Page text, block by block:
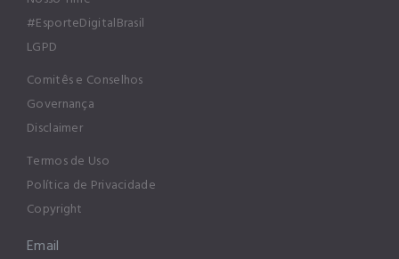
#EsporteDigitalBrasil
LGPD
Comitês e Conselhos
Governança
Disclaimer
Termos de Uso
Política de Privacidade
Copyright